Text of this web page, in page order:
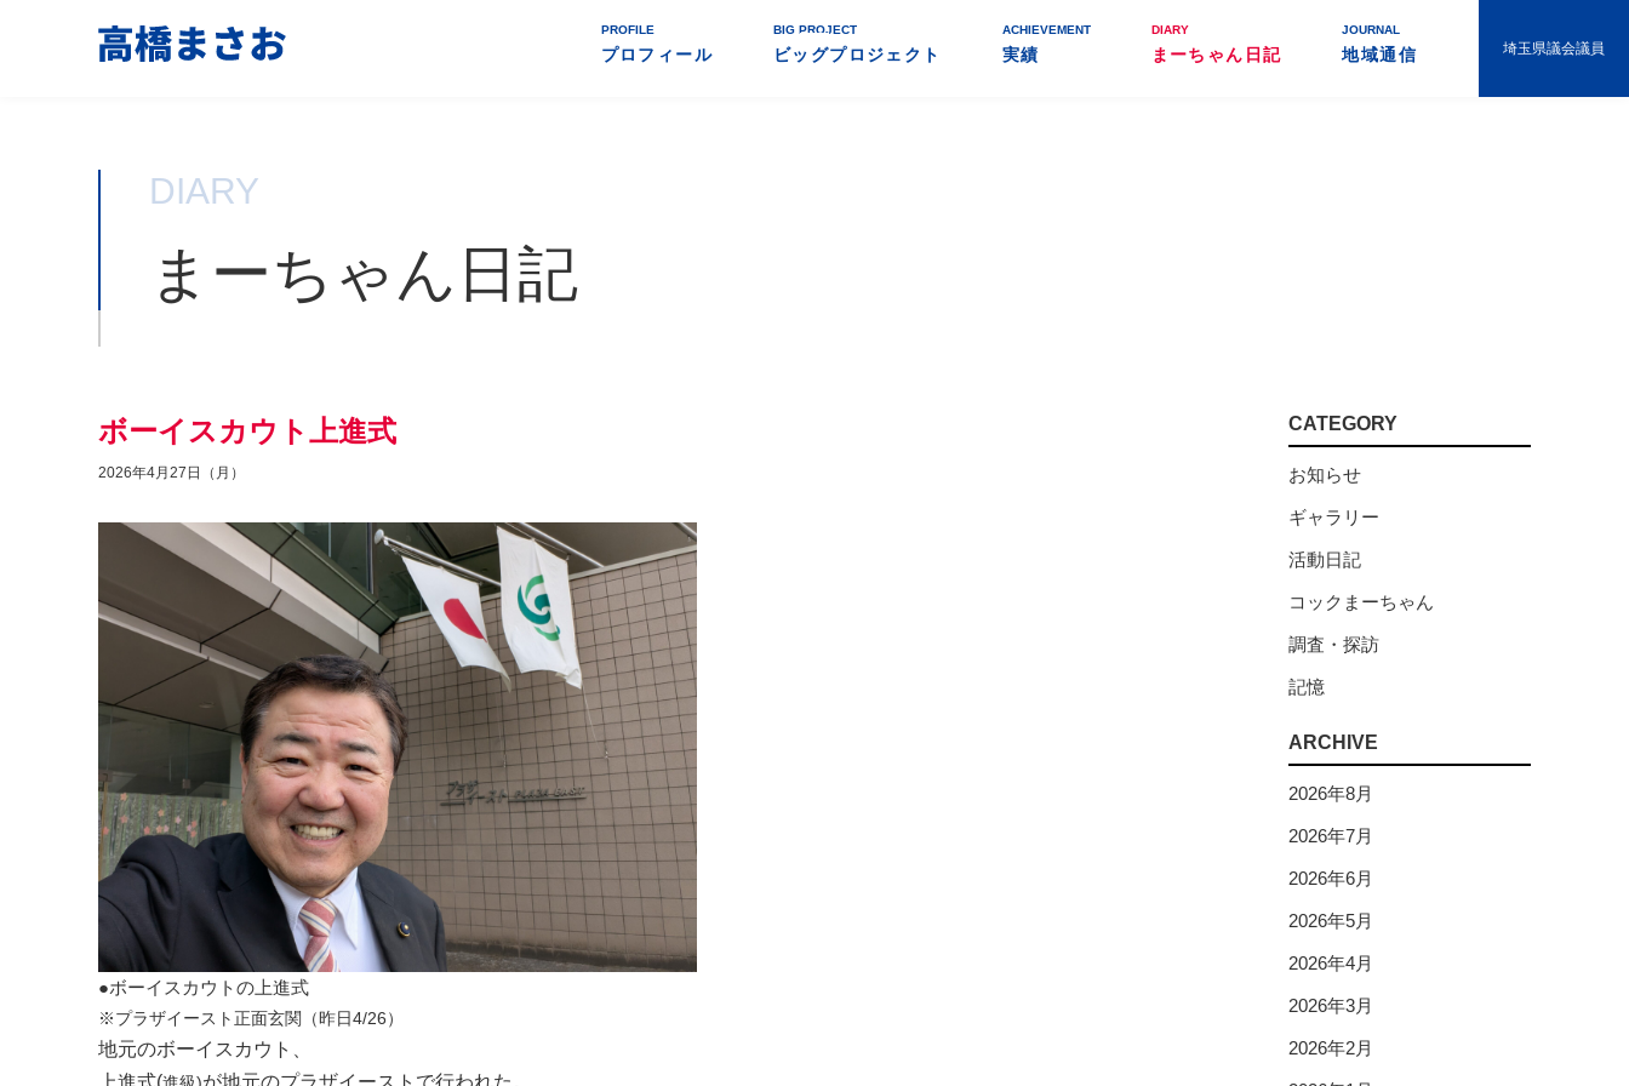
PROFILE
プロフィール
BIG PROJECT
ビッグプロジェクト
ACHIEVEMENT
実績
DIARY
まーちゃん日記
JOURNAL
地域通信 埼玉県議会議員
DIARY
まーちゃん日記
ボーイスカウト上進式
2026年4月27日（月）
●ボーイスカウトの上進式
※プラザイースト正面玄関（昨日4/26）
地元のボーイスカウト、
上進式(進級)が地元のプラザイーストで行われた。
CATEGORY
お知らせ
ギャラリー
活動日記
コックまーちゃん
調査・探訪
記憶
ARCHIVE
2026年8月
2026年7月
2026年6月
2026年5月
2026年4月
2026年3月
2026年2月